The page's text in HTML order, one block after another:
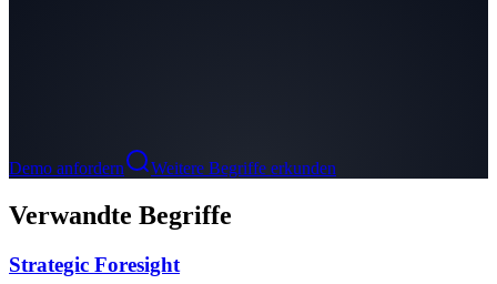
Demo anfordern Weitere Begriffe erkunden
Verwandte Begriffe
Strategic Foresight